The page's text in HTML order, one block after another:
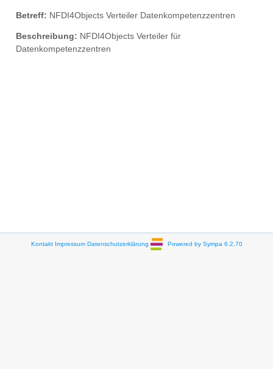
Betreff: NFDI4Objects Verteiler Datenkompetenzzentren
Beschreibung: NFDI4Objects Verteiler für
Datenkompetenzzentren
Kontakt Impressum Datenschutzerklärung Powered by Sympa 6.2.70